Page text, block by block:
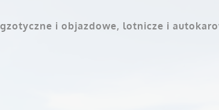
i objazdowe, lotnicze i